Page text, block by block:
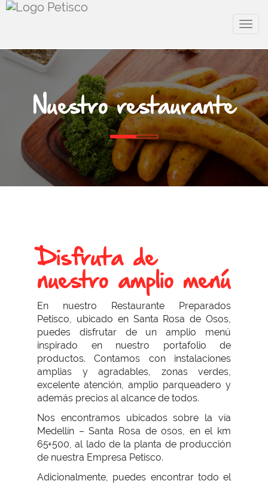
Menu
Nuestro restaurante
Disfruta de
nuestro amplio menú
En nuestro Restaurante Preparados
Petisco, ubicado en Santa Rosa de Osos,
puedes disfrutar de un amplio menú
inspirado en nuestro portafolio de
productos. Contamos con instalaciones
amplias y agradables, zonas verdes,
excelente atención, amplio parqueadero y
además precios al alcance de todos.
Nos encontramos ubicados sobre la vía
Medellín – Santa Rosa de osos, en el km
65+500, al lado de la planta de producción
de nuestra Empresa Petisco.
Adicionalmente, puedes encontrar todo el